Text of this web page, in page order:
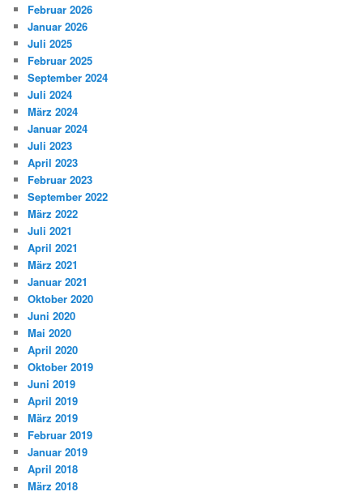
Februar 2026
Januar 2026
Juli 2025
Februar 2025
September 2024
Juli 2024
März 2024
Januar 2024
Juli 2023
April 2023
Februar 2023
September 2022
März 2022
Juli 2021
April 2021
März 2021
Januar 2021
Oktober 2020
Juni 2020
Mai 2020
April 2020
Oktober 2019
Juni 2019
April 2019
März 2019
Februar 2019
Januar 2019
April 2018
März 2018